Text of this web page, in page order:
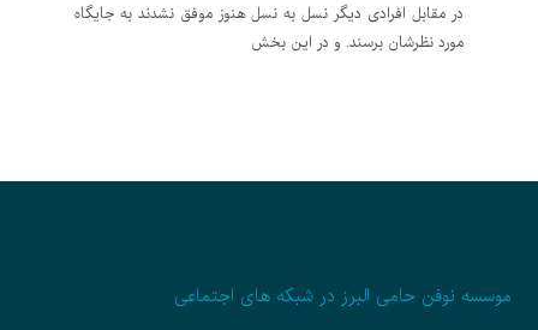
در مقابل افرادی دیگر نسل به نسل هنوز موفق نشدند به جایگاه
مورد نظرشان برسند. و در این بخش
موسسه نوفن حامی البرز در شبکه های اجتماعی